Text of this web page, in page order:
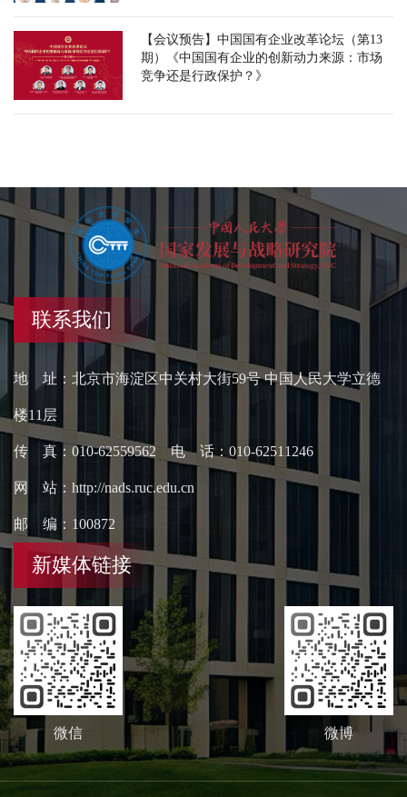
【会议预告】中国国有企业改革论坛（第13
期）《中国国有企业的创新动力来源：市场
竞争还是行政保护？》
联系我们
地 址：北京市海淀区中关村大街59号 中国人民大学立德
楼11层
传 真：010-62559562 电 话：010-62511246
网 站：http://nads.ruc.edu.cn
邮 编：100872
新媒体链接
微信 微博